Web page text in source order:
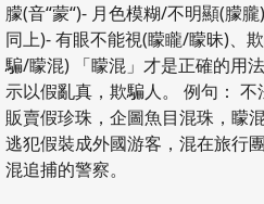
朦(音“蒙“)- 月色模糊/不明顯(朦
同上)- 有眼不能視(矇矓/矇昧)、
騙/矇混) 「矇混」才是正確的用
示以假亂真，欺騙人。 例句： 不
販賣假珍珠，企圖魚目混珠，矇混
逃犯假裝成外國游客，混在旅行
混追捕的警察。